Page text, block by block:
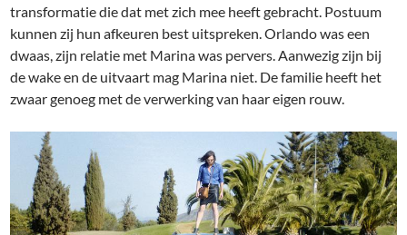
transformatie die dat met zich mee heeft gebracht. Postuum
kunnen zij hun afkeuren best uitspreken. Orlando was een
dwaas, zijn relatie met Marina was pervers. Aanwezig zijn bij
de wake en de uitvaart mag Marina niet. De familie heeft het
zwaar genoeg met de verwerking van haar eigen rouw.